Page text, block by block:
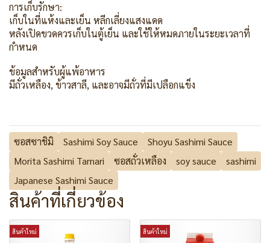
การเก็บรักษา:
เก็บในที่แห้งและเย็น หลีกเลี่ยงแสงแดด
หลังเปิดขวดควรเก็บในตู้เย็น และใช้ให้หมดภายในระยะเวลาที่
กำหนด
ข้อมูลสำหรับผู้แพ้อาหาร
มีถั่วเหลือง, ข้าวสาลี, และอาจมีถั่วที่มีเปลือกแข็ง
ซอสซาชิมิ Sashimi Soy Sauce
Shoyu Sashimi Sauce
Morita Sashimi Tamari
ซอสถั่วเหลือง soy sauce
sashimi
Japanese Sashimi Sauce
สินค้าที่เกี่ยวข้อง
สินค้าใหม่ สินค้าใหม่